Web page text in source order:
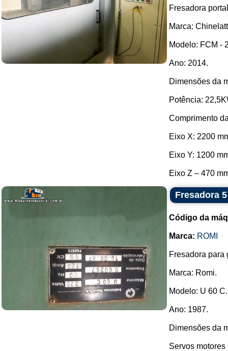
Fresadora
Marca:
Modelo: FCM -
Ano: 2014.
Dimensões da
Potência:
Comprimento
Eixo X: 2200
Eixo Y: 1200
Eixo Z – 470
Fresadora
Código da
Marca: ROMI
Fresadora para
Marca: Romi.
Modelo: U 60 C.
Ano: 1987.
Dimensões da
Servos motores